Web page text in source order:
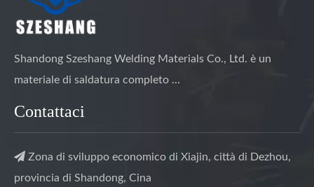
Shandong Szeshang Welding Materials Co., Ltd. è un
materiale di saldatura completo ...
Contattaci
 Zona di sviluppo economico di Xiajin, città di Dezhou,
provincia di Shandong, Cina